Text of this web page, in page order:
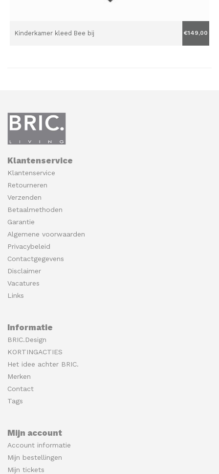
Kinderkamer kleed Bee bij €149,00
Klantenservice
Klantenservice
Retourneren
Verzenden
Betaalmethoden
Garantie
Algemene voorwaarden
Privacybeleid
Contactgegevens
Disclaimer
Vacatures
Links
Informatie
BRIC.Design
KORTINGACTIES
Het idee achter BRIC.
Merken
Contact
Tags
Mijn account
Account informatie
Mijn bestellingen
Mijn tickets